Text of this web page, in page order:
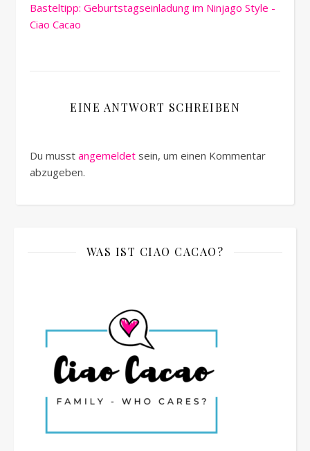
Basteltipp: Geburtstagseinladung im Ninjago Style -
Ciao Cacao
EINE ANTWORT SCHREIBEN
Du musst angemeldet sein, um einen Kommentar
abzugeben.
WAS IST CIAO CACAO?